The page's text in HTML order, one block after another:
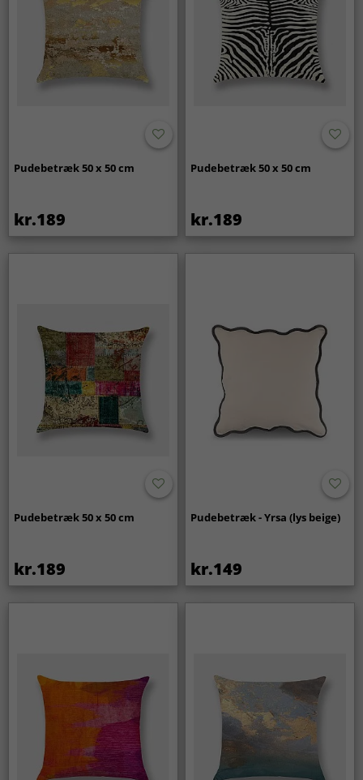
Pudebetræk 50 x 50 cm
kr.189
Pudebetræk 50 x 50 cm
kr.189
Pudebetræk 50 x 50 cm
kr.189
Pudebetræk - Yrsa (lys beige)
kr.149